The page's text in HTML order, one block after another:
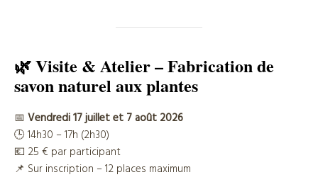
🌿 Visite & Atelier – Fabrication de
savon naturel aux plantes
📅 Vendredi 17 juillet et 7 août 2026
🕒 14h30 – 17h (2h30)
💶 25 € par participant
📌 Sur inscription – 12 places maximum